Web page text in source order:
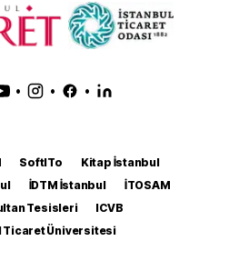
• • •
SoftITo
Kitap İstanbul
İDTM İstanbul
İTOSAM
Tesisleri
ICVB
Ticaret Üniversitesi